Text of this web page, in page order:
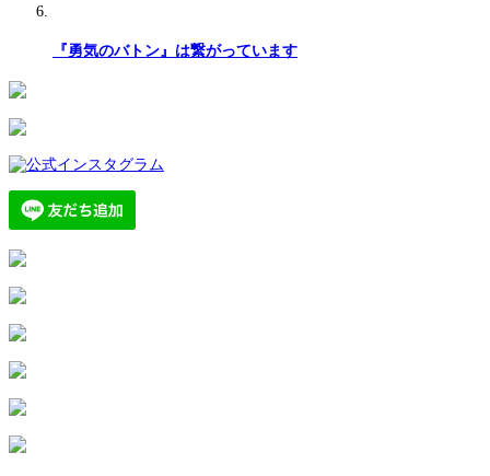
『勇気のバトン』は繋がっています